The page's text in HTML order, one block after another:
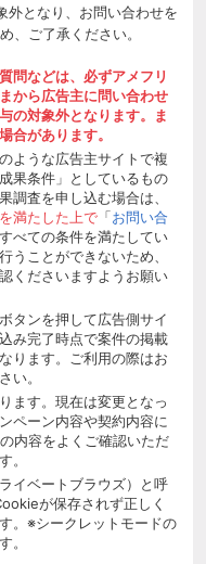
外となり、お問い合わせを
、ご了承ください。
問などは、必ずアメフリ
から広告主に問い合わせ
の対象外となります。ま
合があります。
ような広告主サイトで複
果条件」としているもの
調査を申し込む場合は、
満たした上で「お問い合
べての条件を満たしてい
うことができないため、
くださいますようお願い
タンを押して広告側サイ
み完了時点で案件の掲載
ります。ご利用の際はお
い。
ます。現在は変更となっ
ペーン内容や契約内容に
内容をよくご確認いただ
。
イベートブラウズ）と呼
が保存されず正しく
。※シークレットモードの
。